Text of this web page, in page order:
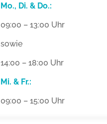
Mo., Di. & Do.:
09:00 – 13:00 Uhr
sowie
14:00 – 18:00 Uhr
Mi. & Fr.:
09:00 – 15:00 Uhr